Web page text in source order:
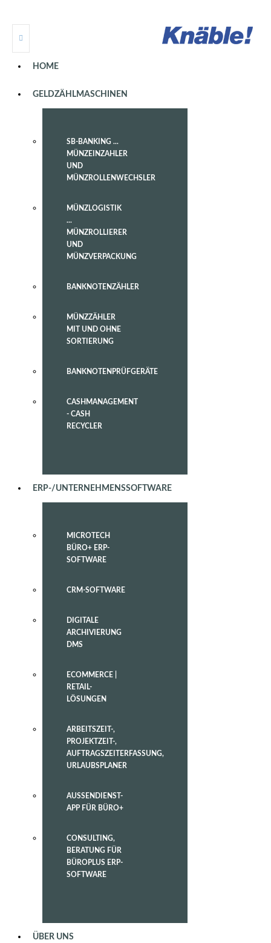
HOME
GELDZÄHLMASCHINEN
SB-BANKING ...
MÜNZEINZAHLER
UND
MÜNZROLLENWECHSLER
MÜNZLOGISTIK
...
MÜNZROLLIERER
UND
MÜNZVERPACKUNG
BANKNOTENZÄHLER
MÜNZZÄHLER
MIT UND OHNE
SORTIERUNG
BANKNOTENPRÜFGERÄTE
CASHMANAGEMENT
- CASH
RECYCLER
ERP-/UNTERNEHMENSSOFTWARE
MICROTECH
BÜRO+ ERP-
SOFTWARE
CRM-SOFTWARE
DIGITALE
ARCHIVIERUNG
DMS
ECOMMERCE |
RETAIL-
LÖSUNGEN
ARBEITSZEIT-,
PROJEKTZEIT-,
AUFTRAGSZEITERFASSUNG,
URLAUBSPLANER
AUSSENDIENST-
APP FÜR BÜRO+
CONSULTING,
BERATUNG FÜR
BÜROPLUS ERP-
SOFTWARE
ÜBER UNS